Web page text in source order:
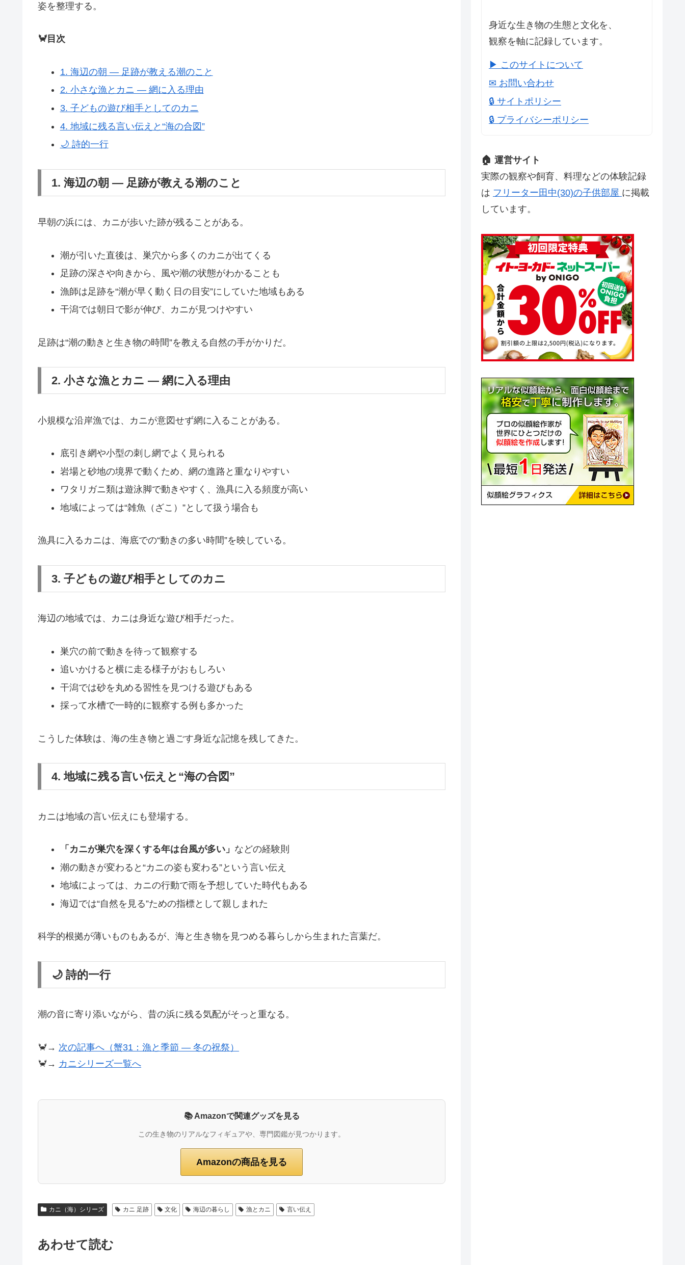
姿を整理する。
🦀目次
1. 海辺の朝 ― 足跡が教える潮のこと
2. 小さな漁とカニ ― 網に入る理由
3. 子どもの遊び相手としてのカニ
4. 地域に残る言い伝えと“海の合図”
🌙 詩的一行
1. 海辺の朝 ― 足跡が教える潮のこと
早朝の浜には、カニが歩いた跡が残ることがある。
潮が引いた直後は、巣穴から多くのカニが出てくる
足跡の深さや向きから、風や潮の状態がわかることも
漁師は足跡を“潮が早く動く日の目安”にしていた地域もある
干潟では朝日で影が伸び、カニが見つけやすい
足跡は“潮の動きと生き物の時間”を教える自然の手がかりだ。
2. 小さな漁とカニ ― 網に入る理由
小規模な沿岸漁では、カニが意図せず網に入ることがある。
底引き網や小型の刺し網でよく見られる
岩場と砂地の境界で動くため、網の進路と重なりやすい
ワタリガニ類は遊泳脚で動きやすく、漁具に入る頻度が高い
地域によっては“雑魚（ざこ）”として扱う場合も
漁具に入るカニは、海底での“動きの多い時間”を映している。
3. 子どもの遊び相手としてのカニ
海辺の地域では、カニは身近な遊び相手だった。
巣穴の前で動きを待って観察する
追いかけると横に走る様子がおもしろい
干潟では砂を丸める習性を見つける遊びもある
採って水槽で一時的に観察する例も多かった
こうした体験は、海の生き物と過ごす身近な記憶を残してきた。
4. 地域に残る言い伝えと“海の合図”
カニは地域の言い伝えにも登場する。
「カニが巣穴を深くする年は台風が多い」 などの経験則
潮の動きが変わると“カニの姿も変わる”という言い伝え
地域によっては、カニの行動で雨を予想していた時代もある
海辺では“自然を見る”ための指標として親しまれた
科学的根拠が薄いものもあるが、海と生き物を見つめる暮らしから生まれた言葉だ。
🌙 詩的一行
潮の音に寄り添いながら、昔の浜に残る気配がそっと重なる。
🦀→ 次の記事へ（蟹31：漁と季節 ― 冬の祝祭）
🦀→ カニシリーズ一覧へ
📚 Amazonで関連グッズを見る
この生き物のリアルなフィギュアや、専門図鑑が見つかります。
Amazonの商品を見る
カニ（海）シリーズ カニ 足跡 文化 海辺の暮らし 漁とカニ 言い伝え
あわせて読む
身近な生き物の生態と文化を、
観察を軸に記録しています。
▶ このサイトについて
✉ お問い合わせ
🔒 サイトポリシー
🔒 プライバシーポリシー
🏠 運営サイト
実際の観察や飼育、料理などの体験記録
は フリーター田中(30)の子供部屋 に掲載
しています。